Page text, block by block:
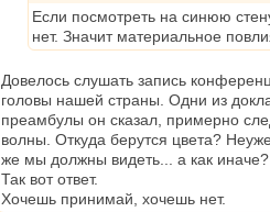
Если посмотреть на синюю
нет. Значит материальное
Довелось слушать запись
головы нашей страны. Одни из
преамбулы он сказал, примерно
волны. Откуда берутся цвета?
же мы должны видеть... а как
Так вот ответ.
Хочешь принимай, хочешь нет.